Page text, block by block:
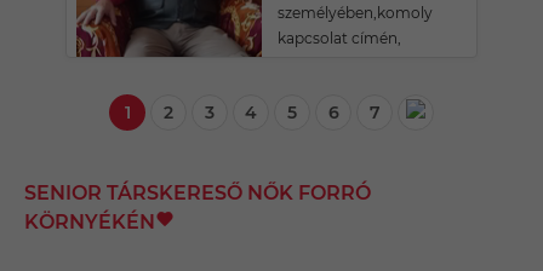
személyében,komoly
kapcsolat címén,
1 2 3 4 5 6 7
SENIOR TÁRSKERESŐ NŐK FORRÓ
KÖRNYÉKÉN